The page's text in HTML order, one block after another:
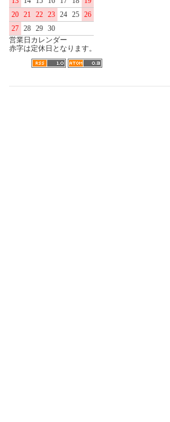
20 21 22 23 24 25 26
27 28 29 30
営業日カレンダー
赤字は定休日となります。